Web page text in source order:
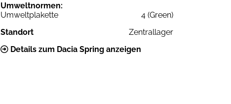
Umweltnormen:
Umweltplakette
4 (Green)
Standort
Zentrallager
Details zum Dacia Spring anzeigen